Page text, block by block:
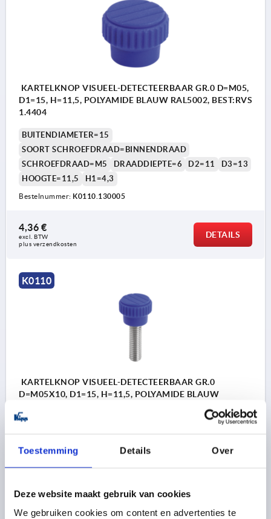
Toestemming Details Over
Deze website maakt gebruik van cookies
We gebruiken cookies om content en advertenties te
KARTELKNOP VISUEEL-DETECTEERBAAR GR.0 D=M05,
D1=15, H=11,5, POLYAMIDE BLAUW RAL5002, BEST:RVS
1.4404
BUITENDIAMETER=15
SOORT SCHROEFDRAAD=BINNENDRAAD
SCHROEFDRAAD=M5
DRAADDIEPTE=6 D2=11
D3=13
HOOGTE=11,5
H1=4,3
Bestelnummer: K0110.130005
4,36 €
excl. BTW
plus verzendkosten
DETAILS
K0110
KARTELKNOP VISUEEL-DETECTEERBAAR GR.0
D=M05X10, D1=15, H=11,5, POLYAMIDE BLAUW
SCHROEFDRAAD=M5
Bestelnummer: K0110.130005X10